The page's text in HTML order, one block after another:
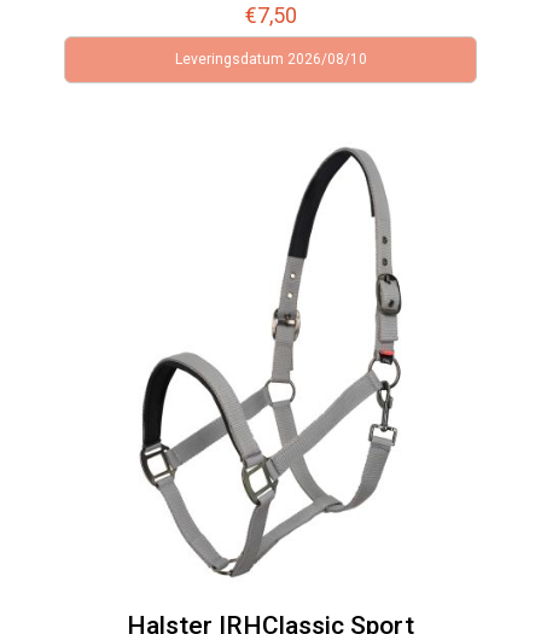
€7,50
Leveringsdatum 2026/08/10
Halster IRHClassic Sport